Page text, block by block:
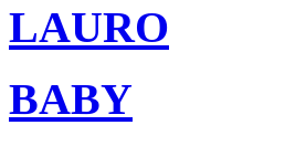
LAURO
BABY